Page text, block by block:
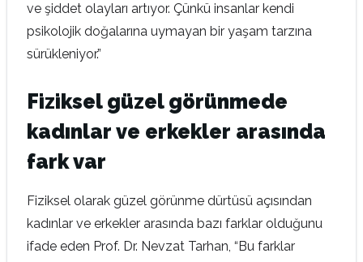
ve şiddet olayları artıyor. Çünkü insanlar kendi
psikolojik doğalarına uymayan bir yaşam tarzına
sürükleniyor.”
Fiziksel güzel görünmede
kadınlar ve erkekler arasında
fark var
Fiziksel olarak güzel görünme dürtüsü açısından
kadınlar ve erkekler arasında bazı farklar olduğunu
ifade eden Prof. Dr. Nevzat Tarhan, “Bu farklar